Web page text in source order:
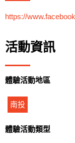
https://
活動資訊
體驗活動地區
南投
體驗活動類型